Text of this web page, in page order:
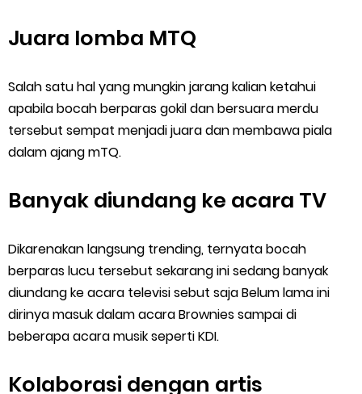
Juara lomba MTQ
Salah satu hal yang mungkin jarang kalian ketahui
apabila bocah berparas gokil dan bersuara merdu
tersebut sempat menjadi juara dan membawa piala
dalam ajang mTQ.
Banyak diundang ke acara TV
Dikarenakan langsung trending, ternyata bocah
berparas lucu tersebut sekarang ini sedang banyak
diundang ke acara televisi sebut saja Belum lama ini
dirinya masuk dalam acara Brownies sampai di
beberapa acara musik seperti KDI.
Kolaborasi dengan artis